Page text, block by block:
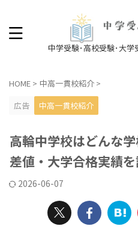
中学受験･高校受験･大学
HOME > 中高一貫校紹介 >
広告
中高一貫校紹介
高輪中学校はどんな
差値・大学合格実績
2026-06-07